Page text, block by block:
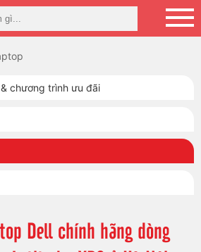
chương trình ưu đãi
Dell chính hãng dòng